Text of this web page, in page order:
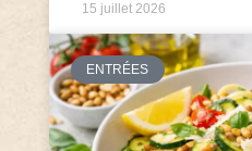
15 juillet 2026
ENTRÉES